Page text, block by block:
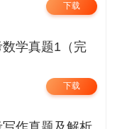
下载
下载